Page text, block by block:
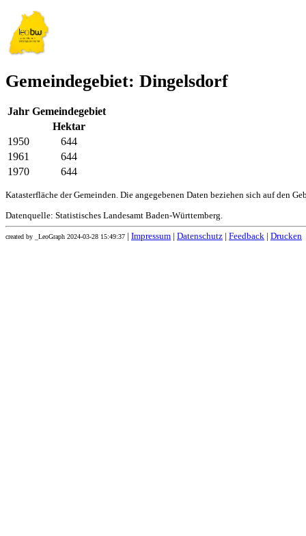
Gemeindegebiet: Dingelsdorf
Jahr Gemeindegebiet
Hektar
1950
644
1961
644
1970
644
Katasterfläche der Gemeinden. Die angegebenen Daten beziehen sich auf den
Datenquelle: Statistisches Landesamt Baden-Württemberg.
created by _LeoGraph 2024-03-28 15:49:37 Impressum Datenschutz Feedback Drucken